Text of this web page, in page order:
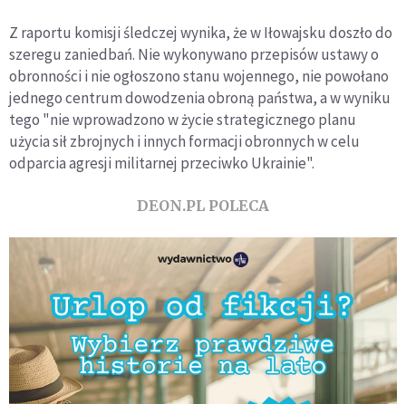
Z raportu komisji śledczej wynika, że w Iłowajsku doszło do
szeregu zaniedbań. Nie wykonywano przepisów ustawy o
obronności i nie ogłoszono stanu wojennego, nie powołano
jednego centrum dowodzenia obroną państwa, a w wyniku
tego "nie wprowadzono w życie strategicznego planu
użycia sił zbrojnych i innych formacji obronnych w celu
odparcia agresji militarnej przeciwko Ukrainie".
DEON.PL POLECA